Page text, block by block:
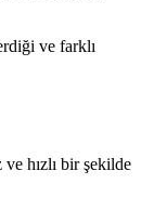
ve farklı
hızlı bir şekilde